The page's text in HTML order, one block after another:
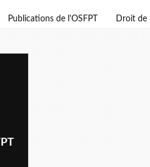
Publications de l'OSFPT Droit de